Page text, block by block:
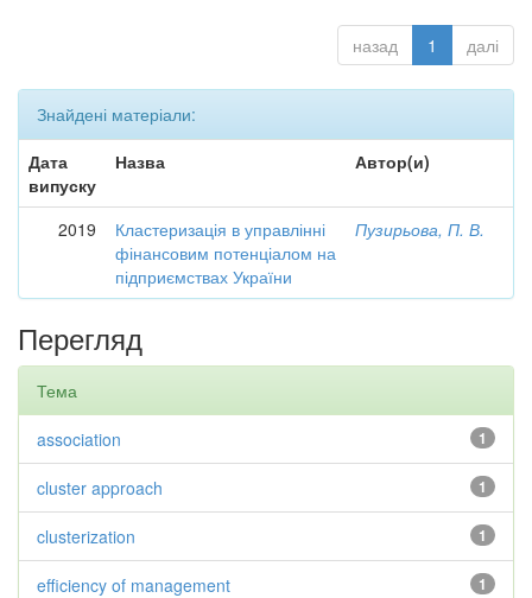
назад 1 далі
Знайдені матеріали:
Дата
випуску
Назва Автор(и)
2019
Кластеризація в управлінні
фінансовим потенціалом на
підприємствах України
Пузирьова, П. В.
Перегляд
Тема
1
association
1
cluster approach
1
clusterization
1
efficiency of management